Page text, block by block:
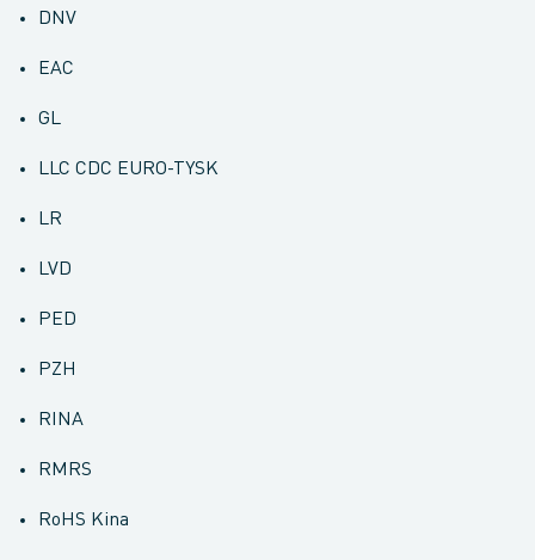
DNV
EAC
GL
LLC CDC EURO-TYSK
LR
LVD
PED
PZH
RINA
RMRS
RoHS Kina